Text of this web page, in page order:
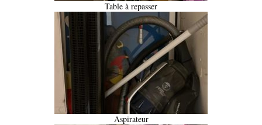
Table à repasser
Aspirateur